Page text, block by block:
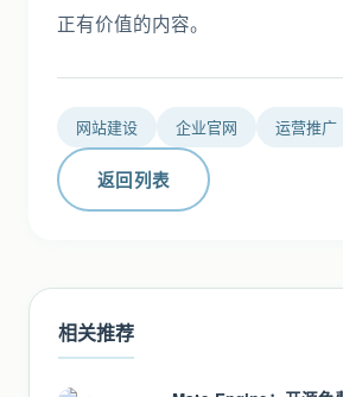
正有价值的内容。
网站建设 企业官网 运营推广
返回列表
相关推荐